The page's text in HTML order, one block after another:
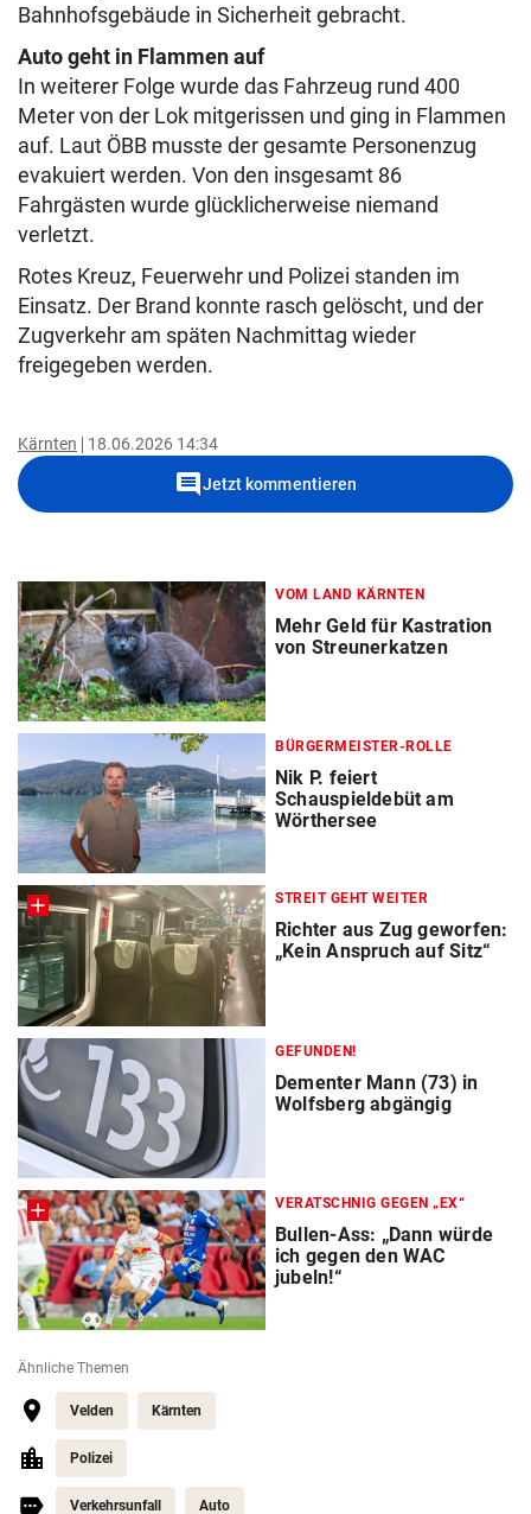
Bahnhofsgebäude in Sicherheit gebracht.
Auto geht in Flammen auf
In weiterer Folge wurde das Fahrzeug rund 400
Meter von der Lok mitgerissen und ging in Flammen
auf. Laut ÖBB musste der gesamte Personenzug
evakuiert werden. Von den insgesamt 86
Fahrgästen wurde glücklicherweise niemand
verletzt.
Rotes Kreuz, Feuerwehr und Polizei standen im
Einsatz. Der Brand konnte rasch gelöscht, und der
Zugverkehr am späten Nachmittag wieder
freigegeben werden.
Kärnten 18.06.2026 14:34
commentJetzt kommentieren
VOM LAND KÄRNTEN
Mehr Geld für Kastration
von Streunerkatzen
BÜRGERMEISTER-ROLLE
Nik P. feiert
Schauspieldebüt am
Wörthersee
STREIT GEHT WEITER
Richter aus Zug geworfen:
„Kein Anspruch auf Sitz“
GEFUNDEN!
Dementer Mann (73) in
Wolfsberg abgängig
VERATSCHNIG GEGEN „EX“
Bullen-Ass: „Dann würde
ich gegen den WAC
jubeln!“
Ähnliche Themen
Velden Kärnten
Polizei
Verkehrsunfall Auto